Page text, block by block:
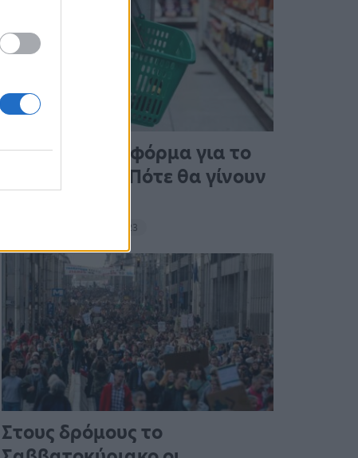
Άνοιξε η πλατφόρμα για το
Market Pass – Πότε θα γίνουν
15:13 - 15 Σεπτεμβρίου 2023
Στους δρόμους το